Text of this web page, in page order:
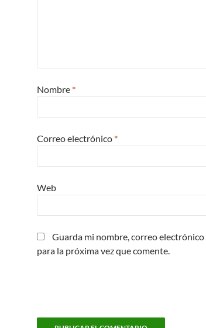
Nombre *
Correo electrónico *
Web
Guarda mi nombre, correo
para la próxima vez que comente.